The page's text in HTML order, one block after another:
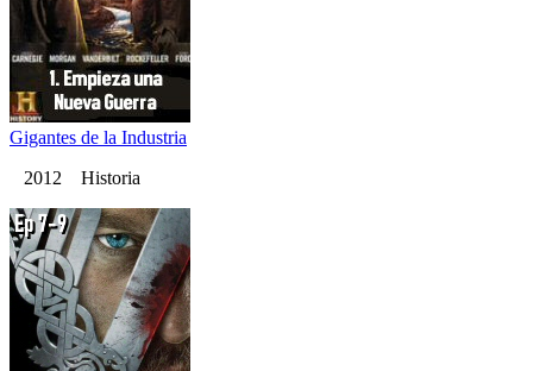
Gigantes de la Industria
2012 Historia